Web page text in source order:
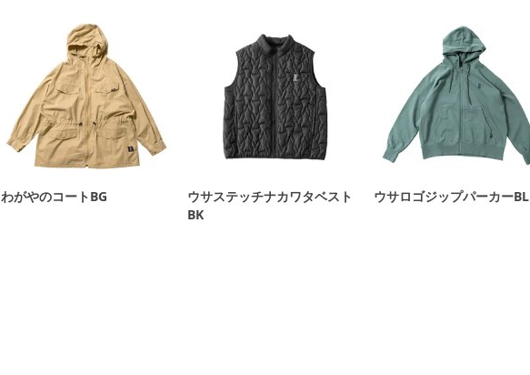
わがやのコートBG
ウサステッチナカワタベスト
BK
ウサロゴジップパーカーBL